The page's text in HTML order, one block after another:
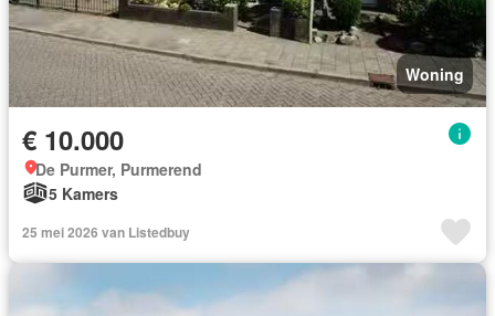
Woning
€ 10.000
De Purmer, Purmerend
5 Kamers
25 mei 2026 van Listedbuy